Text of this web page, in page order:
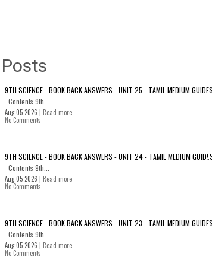
9TH SCIENCE - BOOK BACK ANSWERS - UNIT 25 - TAMIL MEDIUM GUIDES
Contents 9th...
Aug 05 2026 | Read more
No Comments
9TH SCIENCE - BOOK BACK ANSWERS - UNIT 24 - TAMIL MEDIUM
Contents 9th...
Aug 05 2026 | Read more
No Comments
9TH SCIENCE - BOOK BACK ANSWERS - UNIT 23 - TAMIL MEDIUM GUIDES
Contents 9th...
Aug 05 2026 | Read more
No Comments